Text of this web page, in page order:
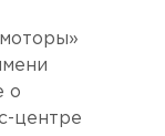
о
центре